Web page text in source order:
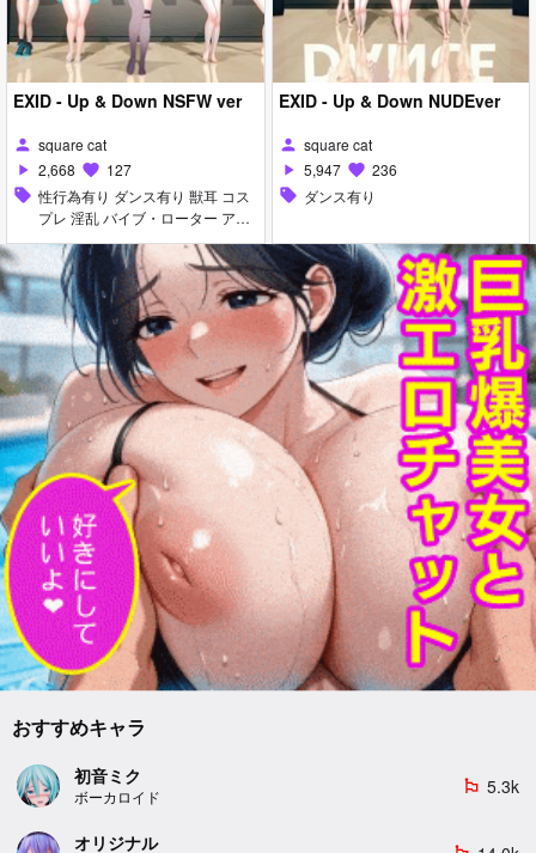
EXID - Up & Down NSFW ver
person square cat
play_arrow 2,668 favorite 127
sell 性行為有り ダンス有り 獣耳 コス
プレ 淫乱 バイブ・ローター アヘ
顔 お漏らし・潮吹き ディルド マ
イクロ水着 水着 イラマチオ 口内
射精 フェラ
EXID - Up & Down NUDEver
person square cat
play_arrow 5,947 favorite 236
sell ダンス有り
おすすめキャラ
初音ミク
ボーカロイド
emoji_flags 5.3k
オリジナル